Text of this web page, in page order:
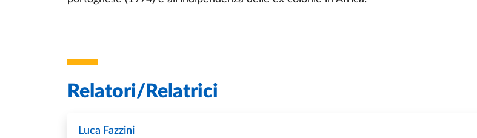
Relatori/Relatrici
Luca Fazzini